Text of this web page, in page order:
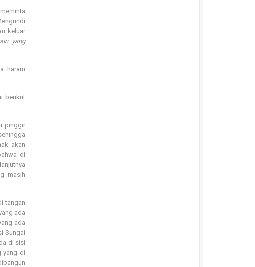
keluar
yang
haram
berikut
pinggir
akan
di
masih
tangan
ada
ada
Sungai
di sisi
yang di